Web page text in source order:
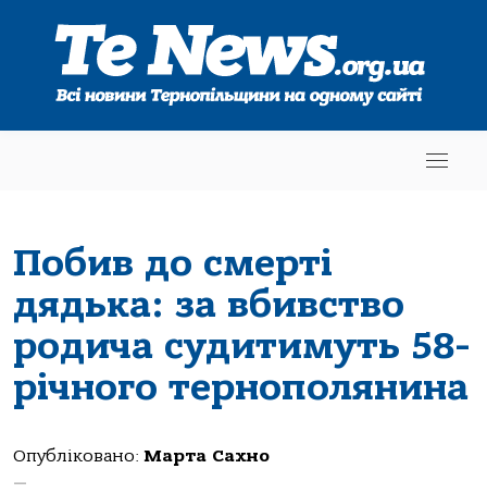
Побив до смерті
дядька: за вбивство
родича судитимуть 58-
річного тернополянина
Опубліковано: Марта Сахно
—